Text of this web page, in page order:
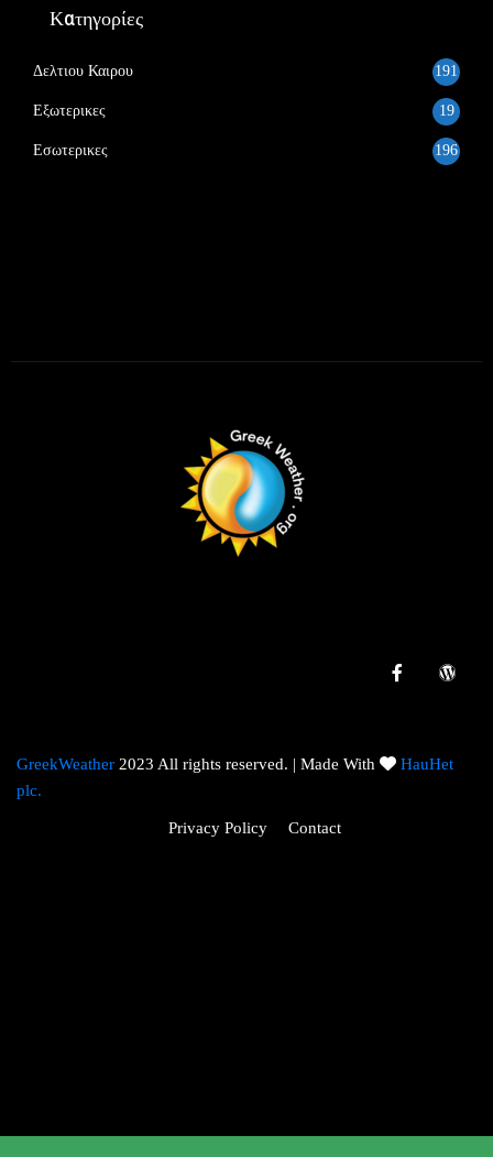
Κατηγορίες
Δελτιου Καιρου 191
Εξωτερικες 19
Εσωτερικες 196
GreekWeather 2023 All rights reserved. | Made With
HauHet
plc.
Privacy Policy Contact